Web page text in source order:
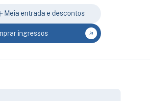
Meia entrada e descontos
ingressos